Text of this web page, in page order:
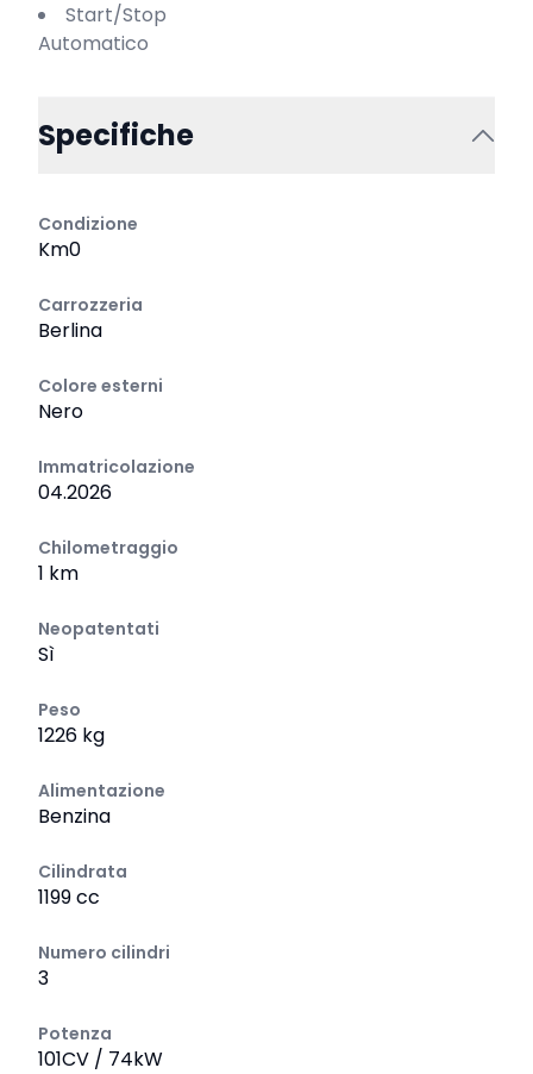
Start/Stop
Automatico
Specifiche
Condizione
Km0
Carrozzeria
Berlina
Colore esterni
Nero
Immatricolazione
04.2026
Chilometraggio
1 km
Neopatentati
Sì
Peso
1226 kg
Alimentazione
Benzina
Cilindrata
1199 cc
Numero cilindri
3
Potenza
101CV / 74kW